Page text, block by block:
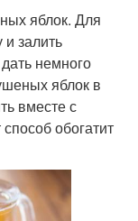
яблок. Для
залить
немного
яблок в
вместе с
обогатит